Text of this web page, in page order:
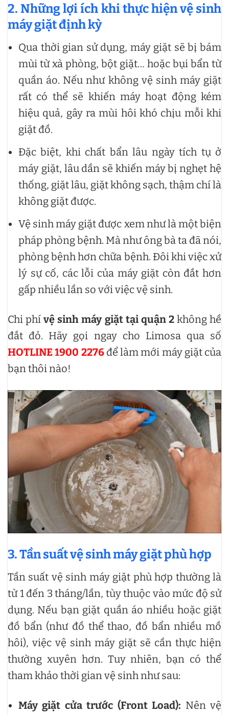
2. Những lợi ích khi thực hiện vệ sinh
máy giặt định kỳ
Qua thời gian sử dụng, máy giặt sẽ bị bám
mùi từ xà phòng, bột giặt… hoặc bụi bẩn từ
quần áo. Nếu như không vệ sinh máy giặt
rất có thể sẽ khiến máy hoạt động kém
hiệu quả, gây ra mùi hôi khó chịu mỗi khi
giặt đồ.
Đặc biệt, khi chất bẩn lâu ngày tích tụ ở
máy giặt, lâu dần sẽ khiến máy bị nghẹt hệ
thống, giặt lâu, giặt không sạch, thậm chí là
không giặt được.
Vệ sinh máy giặt được xem như là một biện
pháp phòng bệnh. Mà như ông bà ta đã nói,
phòng bệnh hơn chữa bệnh. Đôi khi việc xử
lý sự cố, các lỗi của máy giặt còn đắt hơn
gấp nhiều lần so với việc vệ sinh.
Chi phívệ sinh máy giặt tại quận 2 không hề
đắt đỏ. Hãy gọi ngay cho Limosa qua số
HOTLINE 1900 2276để làm mới máy giặt của
bạn thôi nào!
3. Tần suất vệ sinh máy giặt phù hợp
Tần suất vệ sinh máy giặt phù hợp thường là
từ 1 đến 3 tháng/lần, tùy thuộc vào mức độ sử
dụng. Nếu bạn giặt quần áo nhiều hoặc giặt
đồ bẩn (như đồ thể thao, đồ bẩn nhiều mồ
hôi), việc vệ sinh máy giặt sẽ cần thực hiện
thường xuyên hơn. Tuy nhiên, bạn có thể
tham khảo thời gian vệ sinh như sau:
Máy giặt cửa trước (Front Load): Nên vệ